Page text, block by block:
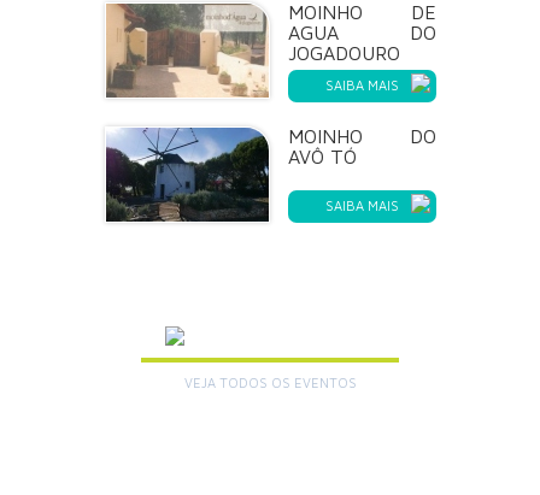
MOINHO DE
AGUA DO
JOGADOURO
SAIBA MAIS
MOINHO DO
AVÔ TÓ
SAIBA MAIS
VEJA TODOS OS EVENTOS